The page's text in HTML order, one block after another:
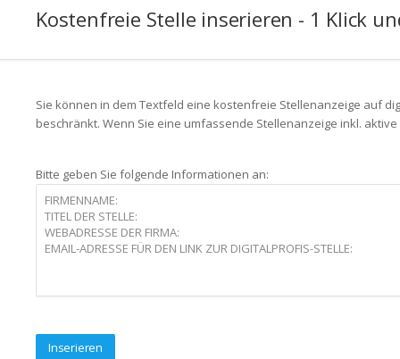
Kostenfreie Stelle inserieren - 1 Klick
Sie können in dem Textfeld eine kostenfreie Stellenanzeige auf
beschränkt. Wenn Sie eine umfassende Stellenanzeige inkl.
Bitte geben Sie folgende Informationen an:
Inserieren